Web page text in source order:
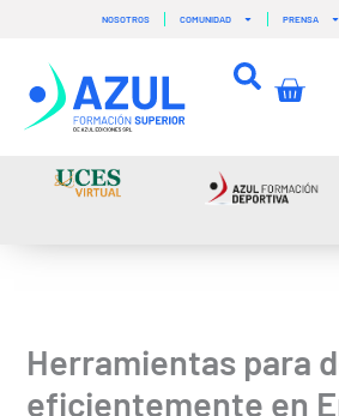
contenido
NOSOTROS COMUNIDAD PRENSA
Herramientas para
eficientemente en